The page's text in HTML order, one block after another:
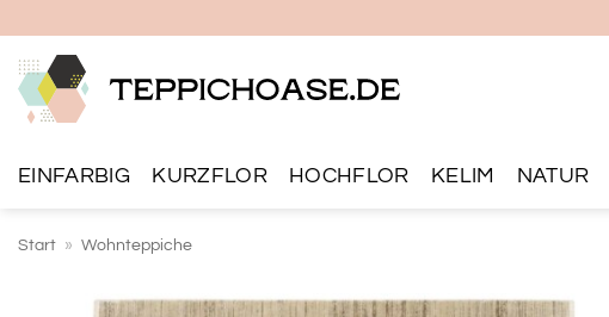
springen
EINFARBIG KURZFLOR HOCHFLOR KELIM NATUR
Start » Wohnteppiche